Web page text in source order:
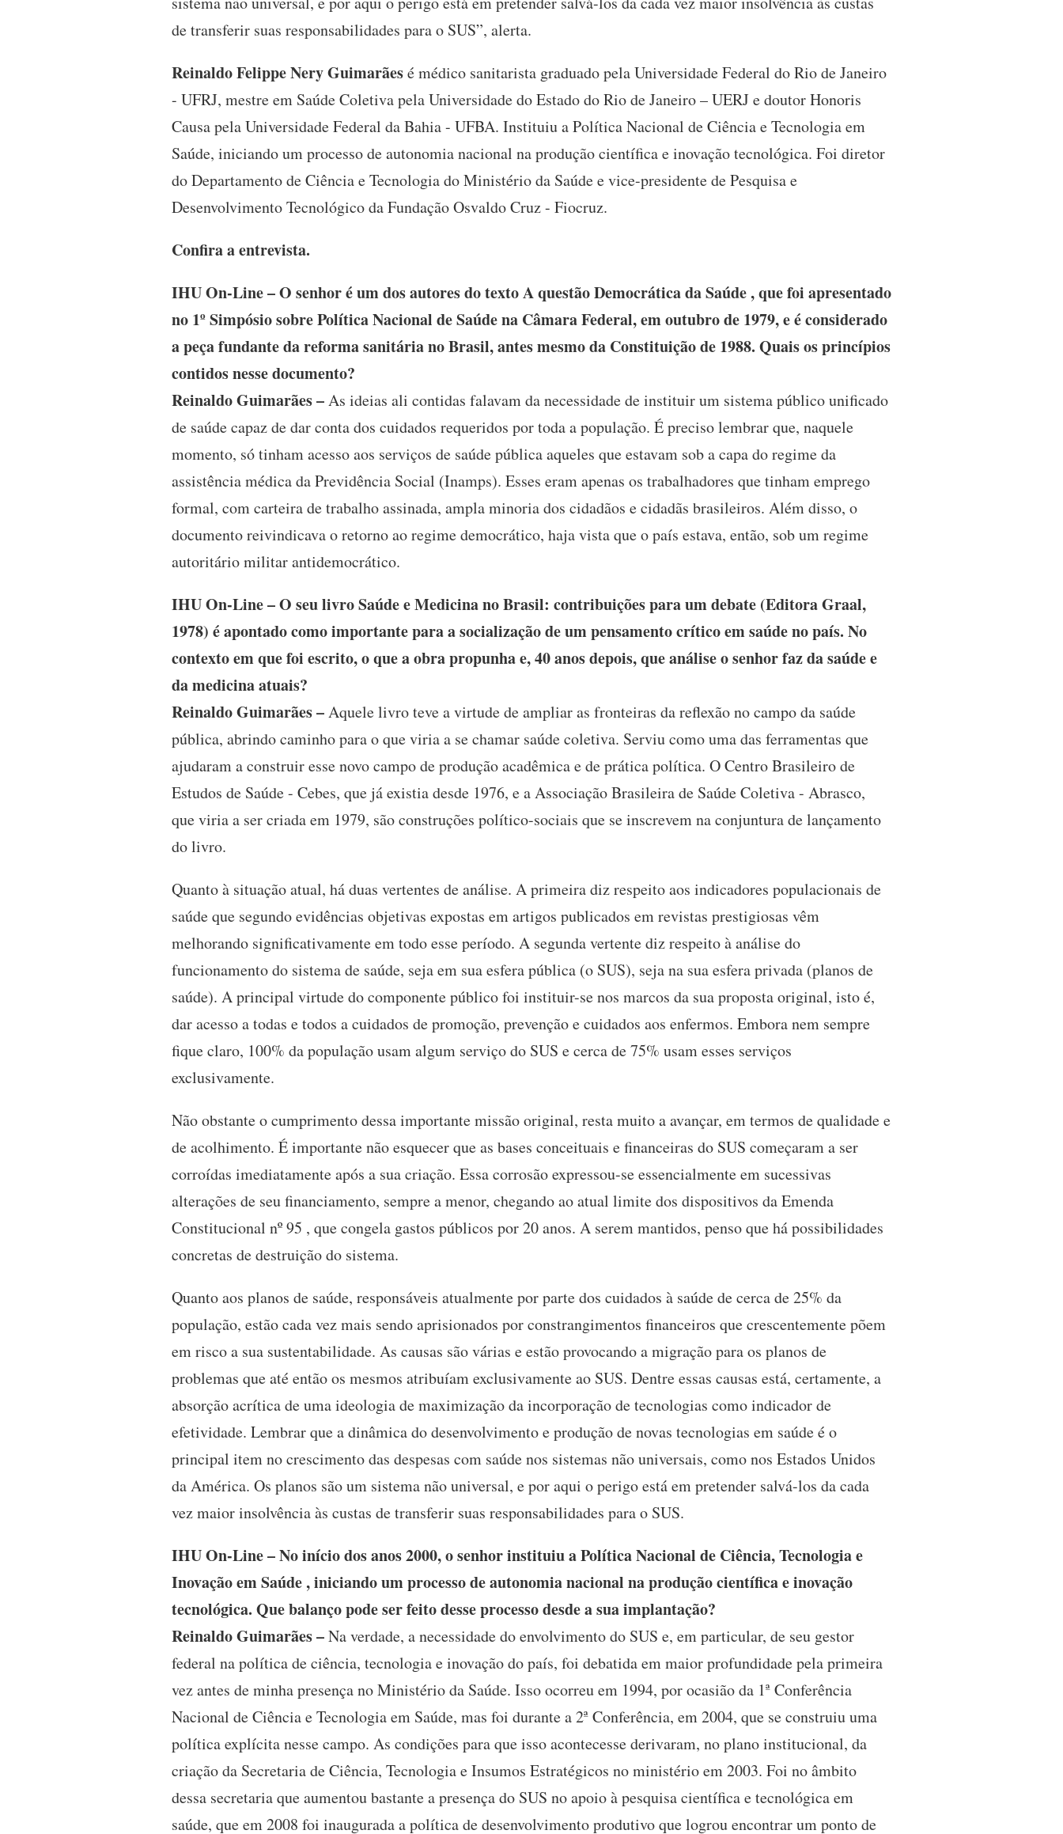
de transferir suas responsabilidades para o SUS”, alerta.
Reinaldo Felippe Nery Guimarãesé médico sanitarista graduado pela Universidade Federal do Rio de Janeiro
- UFRJ, mestre em Saúde Coletiva pela Universidade do Estado do Rio de Janeiro – UERJ e doutor Honoris
Causa pela Universidade Federal da Bahia - UFBA. Instituiu a Política Nacional de Ciência e Tecnologia em
Saúde, iniciando um processo de autonomia nacional na produção científica e inovação tecnológica. Foi diretor
do Departamento de Ciência e Tecnologia do Ministério da Saúde e vice-presidente de Pesquisa e
Desenvolvimento Tecnológico da Fundação Osvaldo Cruz - Fiocruz.
Confira a entrevista.
IHU On-Line – O senhor é um dos autores do texto A questão Democrática da Saúde , que foi apresentado
no 1º Simpósio sobre Política Nacional de Saúde na Câmara Federal, em outubro de 1979, e é considerado
a peça fundante da reforma sanitária no Brasil, antes mesmo da Constituição de 1988. Quais os princípios
contidos nesse documento?
Reinaldo Guimarães –As ideias ali contidas falavam da necessidade de instituir um sistema público unificado
de saúde capaz de dar conta dos cuidados requeridos por toda a população. É preciso lembrar que, naquele
momento, só tinham acesso aos serviços de saúde pública aqueles que estavam sob a capa do regime da
assistência médica da Previdência Social (Inamps). Esses eram apenas os trabalhadores que tinham emprego
formal, com carteira de trabalho assinada, ampla minoria dos cidadãos e cidadãs brasileiros. Além disso, o
documento reivindicava o retorno ao regime democrático, haja vista que o país estava, então, sob um regime
autoritário militar antidemocrático.
IHU On-Line – O seu livro Saúde e Medicina no Brasil: contribuições para um debate (Editora Graal,
1978) é apontado como importante para a socialização de um pensamento crítico em saúde no país. No
contexto em que foi escrito, o que a obra propunha e, 40 anos depois, que análise o senhor faz da saúde e
da medicina atuais?
Reinaldo Guimarães –Aquele livro teve a virtude de ampliar as fronteiras da reflexão no campo da saúde
pública, abrindo caminho para o que viria a se chamar saúde coletiva. Serviu como uma das ferramentas que
ajudaram a construir esse novo campo de produção acadêmica e de prática política. O Centro Brasileiro de
Estudos de Saúde - Cebes, que já existia desde 1976, e a Associação Brasileira de Saúde Coletiva - Abrasco,
que viria a ser criada em 1979, são construções político-sociais que se inscrevem na conjuntura de lançamento
do livro.
Quanto à situação atual, há duas vertentes de análise. A primeira diz respeito aos indicadores populacionais de
saúde que segundo evidências objetivas expostas em artigos publicados em revistas prestigiosas vêm
melhorando significativamente em todo esse período. A segunda vertente diz respeito à análise do
funcionamento do sistema de saúde, seja em sua esfera pública (o SUS), seja na sua esfera privada (planos de
saúde). A principal virtude do componente público foi instituir-se nos marcos da sua proposta original, isto é,
dar acesso a todas e todos a cuidados de promoção, prevenção e cuidados aos enfermos. Embora nem sempre
fique claro, 100% da população usam algum serviço do SUS e cerca de 75% usam esses serviços
exclusivamente.
Não obstante o cumprimento dessa importante missão original, resta muito a avançar, em termos de qualidade e
de acolhimento. É importante não esquecer que as bases conceituais e financeiras do SUS começaram a ser
corroídas imediatamente após a sua criação. Essa corrosão expressou-se essencialmente em sucessivas
alterações de seu financiamento, sempre a menor, chegando ao atual limite dos dispositivos da Emenda
Constitucional nº 95 , que congela gastos públicos por 20 anos. A serem mantidos, penso que há possibilidades
concretas de destruição do sistema.
Quanto aos planos de saúde, responsáveis atualmente por parte dos cuidados à saúde de cerca de 25% da
população, estão cada vez mais sendo aprisionados por constrangimentos financeiros que crescentemente põem
em risco a sua sustentabilidade. As causas são várias e estão provocando a migração para os planos de
problemas que até então os mesmos atribuíam exclusivamente ao SUS. Dentre essas causas está, certamente, a
absorção acrítica de uma ideologia de maximização da incorporação de tecnologias como indicador de
efetividade. Lembrar que a dinâmica do desenvolvimento e produção de novas tecnologias em saúde é o
principal item no crescimento das despesas com saúde nos sistemas não universais, como nos Estados Unidos
da América. Os planos são um sistema não universal, e por aqui o perigo está em pretender salvá-los da cada
vez maior insolvência às custas de transferir suas responsabilidades para o SUS.
IHU On-Line – No início dos anos 2000, o senhor instituiu a Política Nacional de Ciência, Tecnologia e
Inovação em Saúde , iniciando um processo de autonomia nacional na produção científica e inovação
tecnológica. Que balanço pode ser feito desse processo desde a sua implantação?
Reinaldo Guimarães –Na verdade, a necessidade do envolvimento do SUS e, em particular, de seu gestor
federal na política de ciência, tecnologia e inovação do país, foi debatida em maior profundidade pela primeira
vez antes de minha presença no Ministério da Saúde. Isso ocorreu em 1994, por ocasião da 1ª Conferência
Nacional de Ciência e Tecnologia em Saúde, mas foi durante a 2ª Conferência, em 2004, que se construiu uma
política explícita nesse campo. As condições para que isso acontecesse derivaram, no plano institucional, da
criação da Secretaria de Ciência, Tecnologia e Insumos Estratégicos no ministério em 2003. Foi no âmbito
dessa secretaria que aumentou bastante a presença do SUS no apoio à pesquisa científica e tecnológica em
saúde, que em 2008 foi inaugurada a política de desenvolvimento produtivo que logrou encontrar um ponto de